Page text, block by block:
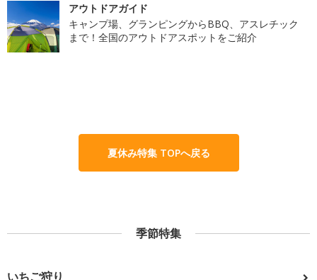
アウトドアガイド
キャンプ場、グランピングからBBQ、アスレチック
まで！全国のアウトドアスポットをご紹介
夏休み特集 TOPへ戻る
季節特集
いちご狩り